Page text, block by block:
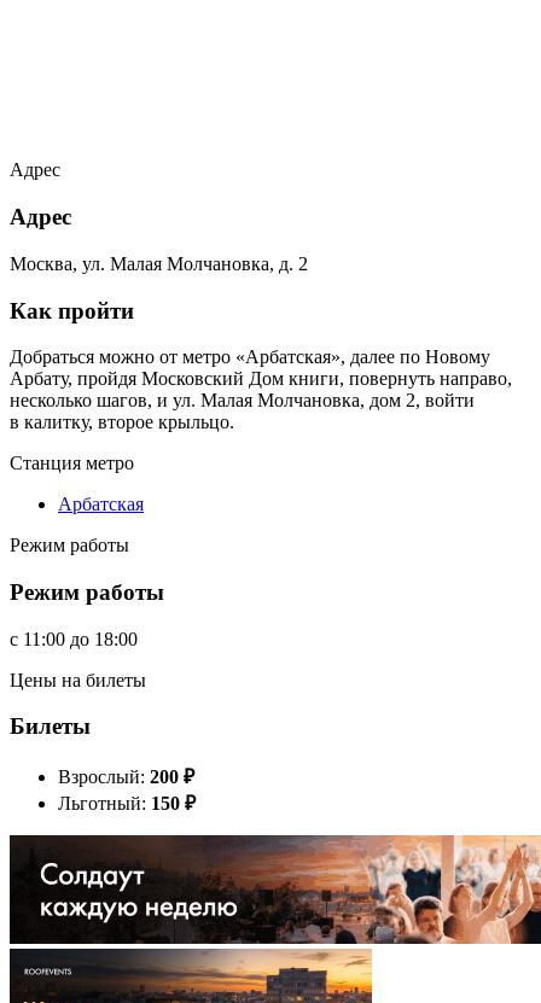
Адрес
Адрес
Москва, ул. Малая Молчановка, д. 2
Как пройти
Добраться можно от метро «Арбатская», далее по Новому
Арбату, пройдя Московский Дом книги, повернуть направо,
несколько шагов, и ул. Малая Молчановка, дом 2, войти
в калитку, второе крыльцо.
Станция метро
Арбатская
Режим работы
Режим работы
c 11:00 до 18:00
Цены на билеты
Билеты
Взрослый: 200 ₽
Льготный: 150 ₽